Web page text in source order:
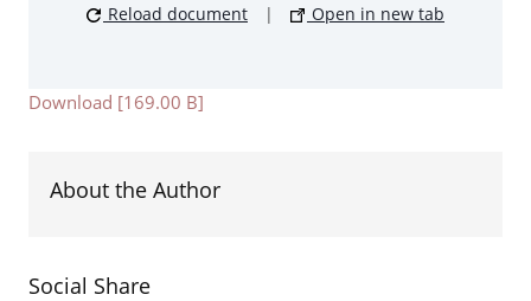
Reload document | Open in new tab
Download [169.00 B]
About the Author
Social Share